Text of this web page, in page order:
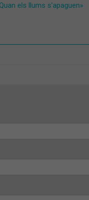
els llums s'apaguen»